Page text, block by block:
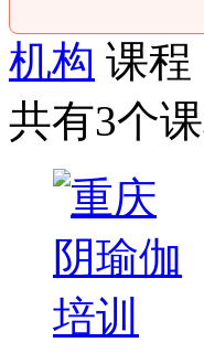
机构 课程
共有3个